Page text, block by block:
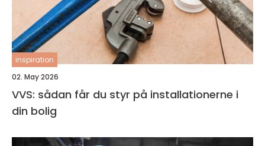
inspiration
02. May 2026
VVS: sådan får du styr på installationerne i
din bolig